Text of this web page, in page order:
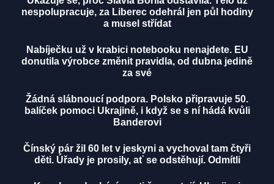
nespolupracuje, za Liberec odehrál jen půl hodiny
a musel střídat
Nabíječku už v krabici notebooku nenajdete. EU
donutila výrobce změnit pravidla, od dubna jedině
za své
Žádná slábnoucí podpora. Polsko připravuje 50.
balíček pomoci Ukrajině, i když se s ní hádá kvůli
Banderovi
Čínský pár žil 60 let v jeskyni a vychoval tam čtyři
děti. Úřady je prosily, ať se odstěhují. Odmítli